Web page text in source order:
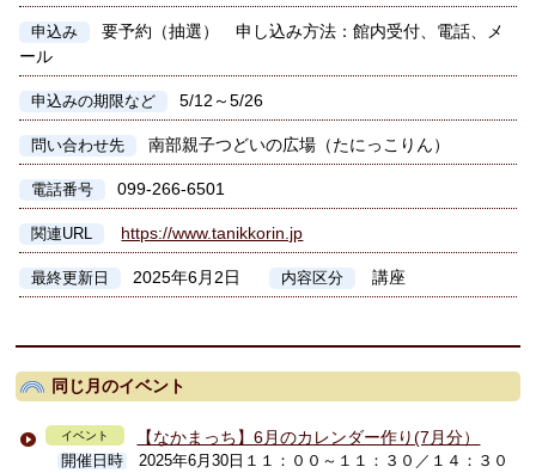
申込み
要予約（抽選） 申し込み方法：館内受付、電話、メ
ール
申込みの期限など 5/12～5/26
問い合わせ先 南部親子つどいの広場（たにっこりん）
電話番号 099-266-6501
関連URL https://www.tanikkorin.jp
最終更新日 2025年6月2日 内容区分 講座
同じ月のイベント
イベント 【なかまっち】6月のカレンダー作り(7月分）
開催日時
2025年6月30日１１：００～１１：３０／１４：３０